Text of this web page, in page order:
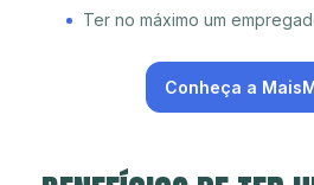
Ter no máximo um
Conheça a